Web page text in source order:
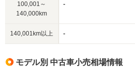
100,001～
140,000km
-
140,001km以上 -
モデル別 中古車小売相場情報